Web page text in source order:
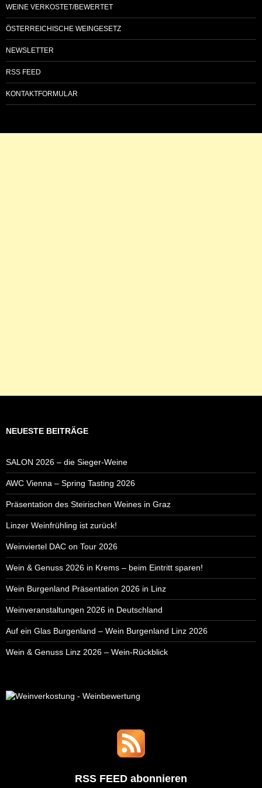
WEINE VERKOSTET/BEWERTET
ÖSTERREICHISCHE WEINGESETZ
NEWSLETTER
RSS FEED
KONTAKTFORMULAR
NEUESTE BEITRÄGE
SALON 2026 – die Sieger-Weine
AWC Vienna – Spring Tasting 2026
Präsentation des Steirischen Weines in Graz
Linzer Weinfrühling ist zurück!
Weinviertel DAC on Tour 2026
Wein & Genuss 2026 in Krems – beim Eintritt sparen!
Wein Burgenland Präsentation 2026 in Linz
Weinveranstaltungen 2026 in Deutschland
Auf ein Glas Burgenland – Wein Burgenland Linz 2026
Wein & Genuss Linz 2026 – Wein-Rückblick
RSS FEED abonnieren